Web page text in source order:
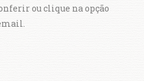
ou clique na opção